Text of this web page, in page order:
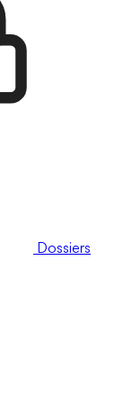
Dossiers